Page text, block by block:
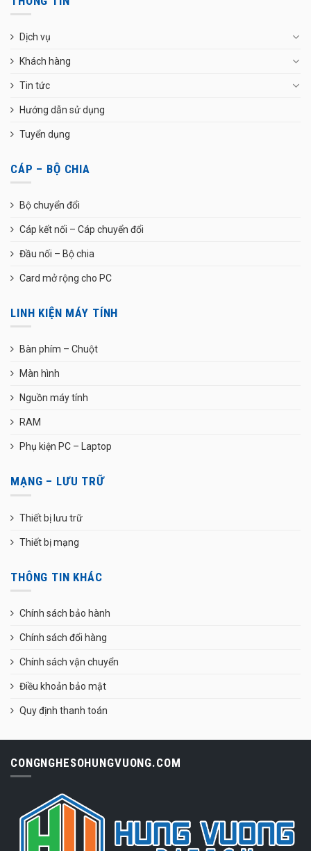
Dịch vụ
Khách hàng
Tin tức
Hướng dẫn sử dụng
Tuyển dụng
CÁP – BỘ CHIA
Bộ chuyển đổi
Cáp kết nối – Cáp chuyển đổi
Đầu nối – Bộ chia
Card mở rộng cho PC
LINH KIỆN MÁY TÍNH
Bàn phím – Chuột
Màn hình
Nguồn máy tính
RAM
Phụ kiện PC – Laptop
MẠNG – LƯU TRỮ
Thiết bị lưu trữ
Thiết bị mạng
THÔNG TIN KHÁC
Chính sách bảo hành
Chính sách đổi hàng
Chính sách vận chuyển
Điều khoản bảo mật
Quy định thanh toán
CONGNGHESOHUNGVUONG.COM